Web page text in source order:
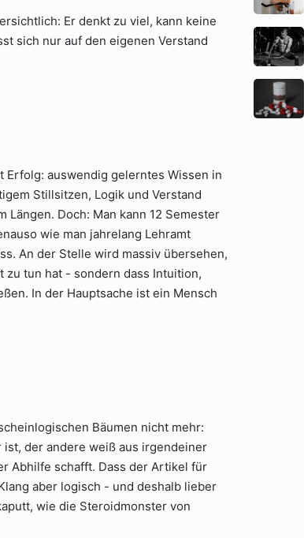
Er denkt zu viel, kann keine
sich nur auf den eigenen Verstand
Erfolg: auswendig gelerntes Wissen in
Stillsitzen, Logik und Verstand
Doch: Man kann 12 Semester
wie man jahrelang Lehramt
An der Stelle wird massiv übersehen,
zu tun hat - sondern dass Intuition,
In der Hauptsache ist ein Mensch
Bäumen nicht mehr:
der andere weiß aus irgendeiner
Abhilfe schafft. Dass der Artikel für
aber logisch - und deshalb lieber
wie die Steroidmonster von